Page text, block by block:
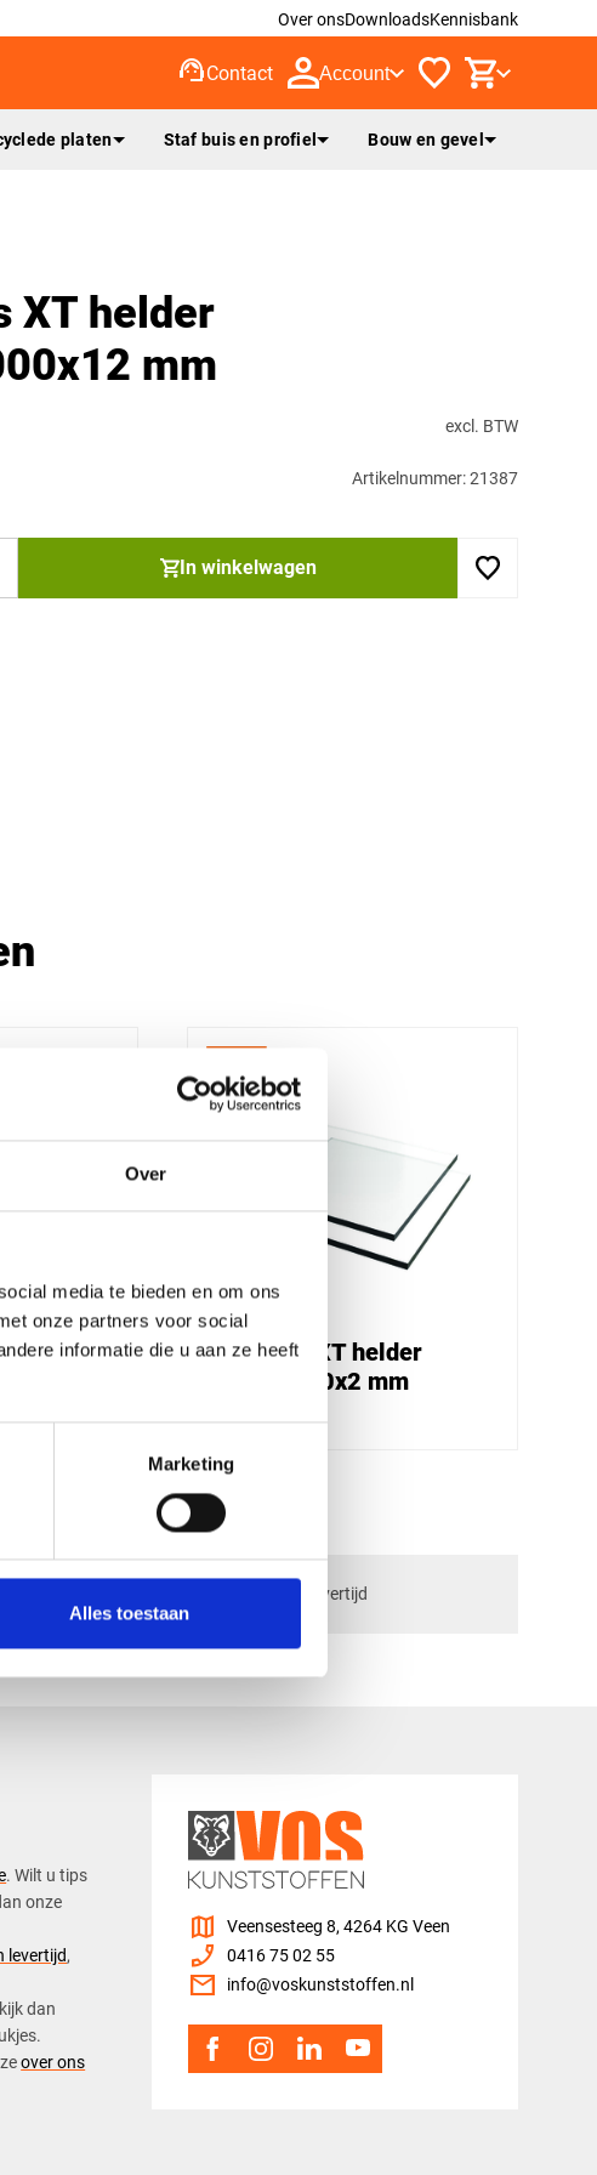
Over
media te bieden en om ons
onze partners voor social
informatie die u aan ze heeft
Marketing
Alles toestaan
Over onsDownloadsKennisbank
support_agentContact Account
platen Staf buis en profiel Bouw en gevel
XT helder
mm
excl. BTW
Artikelnummer: 21387
In winkelwagen
Plexiglas XT helder
2050x2000x2 mm
dagen levertijd
. Wilt u tips
onze
levertijd,
dan
over ons
map Veensesteeg 8, 4264 KG Veen
phone_enabled 0416 75 02 55
mail info@voskunststoffen.nl